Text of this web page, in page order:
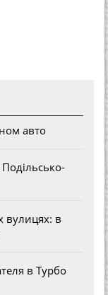
авто
вулицях: в
в Турбо